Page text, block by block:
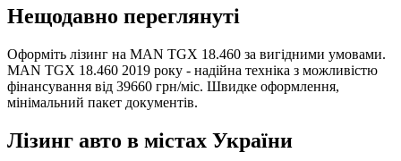
Нещодавно переглянуті
Оформіть лізинг на MAN TGX 18.460 за вигідними умовами.
MAN TGX 18.460 2019 року - надійна техніка з можливістю
фінансування від 39660 грн/міс. Швидке оформлення,
мінімальний пакет документів.
Лізинг авто в містах України